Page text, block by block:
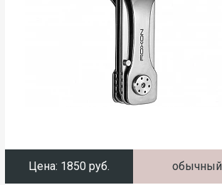
Цена: 1850 руб. обычный